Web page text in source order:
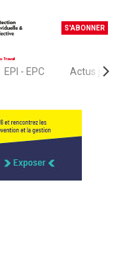
S'ABONNER
Travail
EPI - EPC Actus